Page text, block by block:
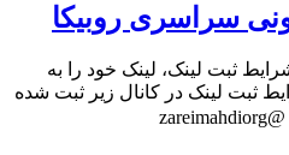
سراسری روبیکا
ثبت لینک، لینک خود را به
ثبت لینک در کانال زیر ثبت شده